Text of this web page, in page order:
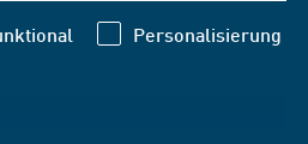
Personalisierung